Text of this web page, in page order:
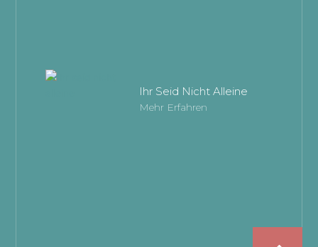
Ihr Seid Nicht Alleine
Mehr Erfahren